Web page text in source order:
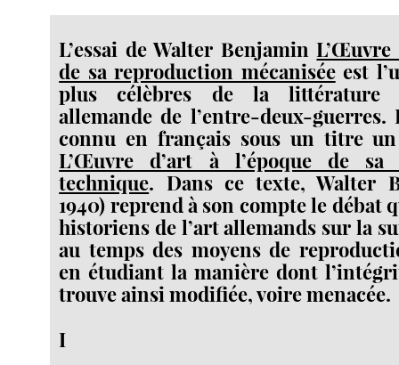
L’essai de Walter BenjaminL’Œuvre
de sa reproduction mécaniséeest
plus célèbres de la littérature
allemande de l’entre-deux-guerres.
connu en français sous un titre
L’Œuvre d’art à l’époque de sa
technique. Dans ce texte, Walter
1940) reprend à son compte le débat
historiens de l’art allemands sur la
au temps des moyens de
en étudiant la manière dont
trouve ainsi modifiée, voire menacée.
I